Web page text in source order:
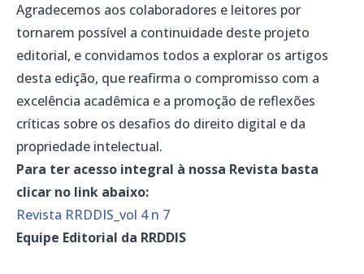
Agradecemos aos colaboradores e leitores por
tornarem possível a continuidade deste projeto
editorial, e convidamos todos a explorar os artigos
desta edição, que reafirma o compromisso com a
excelência acadêmica e a promoção de reflexões
críticas sobre os desafios do direito digital e da
propriedade intelectual.
Para ter acesso integral à nossa Revista basta
clicar no link abaixo:
Revista RRDDIS_vol 4 n 7
Equipe Editorial da RRDDIS